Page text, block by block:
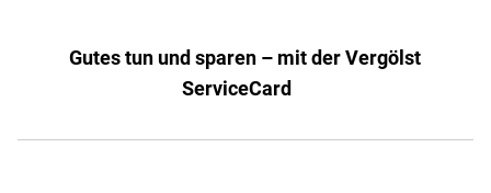
Gutes tun und sparen – mit der Vergölst
ServiceCard